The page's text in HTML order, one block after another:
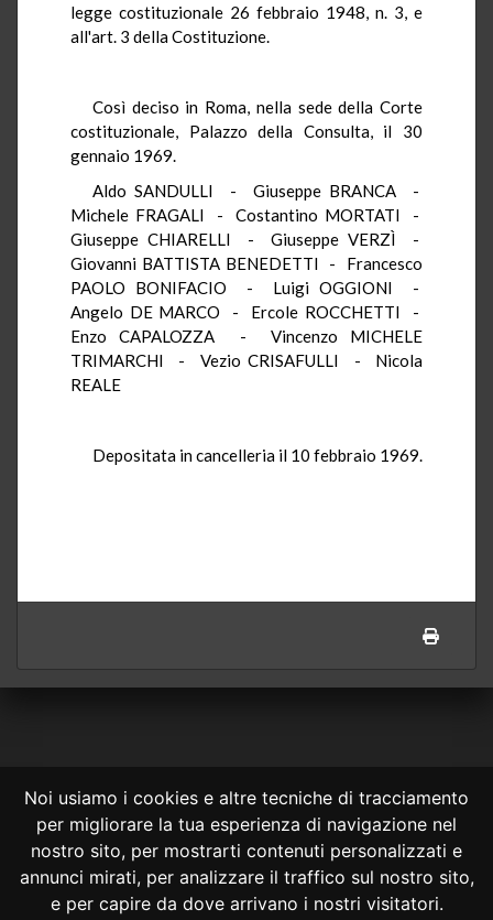
Noi usiamo i cookies e altre tecniche di tracciamento
per migliorare la tua esperienza di navigazione nel
nostro sito, per mostrarti contenuti personalizzati e
annunci mirati, per analizzare il traffico sul nostro sito,
e per capire da dove arrivano i nostri visitatori.
legge costituzionale 26 febbraio 1948, n. 3, e
all'art. 3 della Costituzione.
Così deciso in Roma, nella sede della Corte
costituzionale, Palazzo della Consulta, il 30
gennaio 1969.
Aldo SANDULLI - Giuseppe BRANCA -
Michele FRAGALI - Costantino MORTATI -
Giuseppe CHIARELLI - Giuseppe VERZÌ -
Giovanni BATTISTA BENEDETTI - Francesco
PAOLO BONIFACIO - Luigi OGGIONI -
Angelo DE MARCO - Ercole ROCCHETTI -
Enzo CAPALOZZA - Vincenzo MICHELE
TRIMARCHI - Vezio CRISAFULLI - Nicola
REALE
Depositata in cancelleria il 10 febbraio 1969.
CONSULTA ONLINE DAL 1995 -NOTE LEGALI
Consulta OnLine non ha prodotto e non è responsabile per i contenuti e
le informazioni legali di siti collegati.